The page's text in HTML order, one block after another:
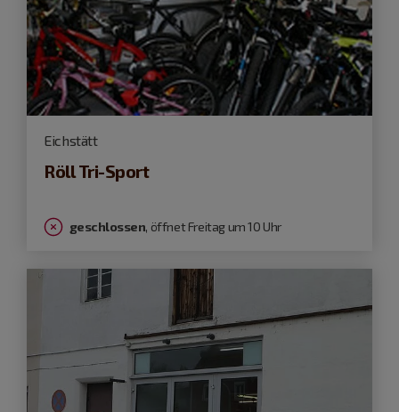
Eichstätt
Röll Tri-Sport
geschlossen, öffnet Freitag um 10 Uhr